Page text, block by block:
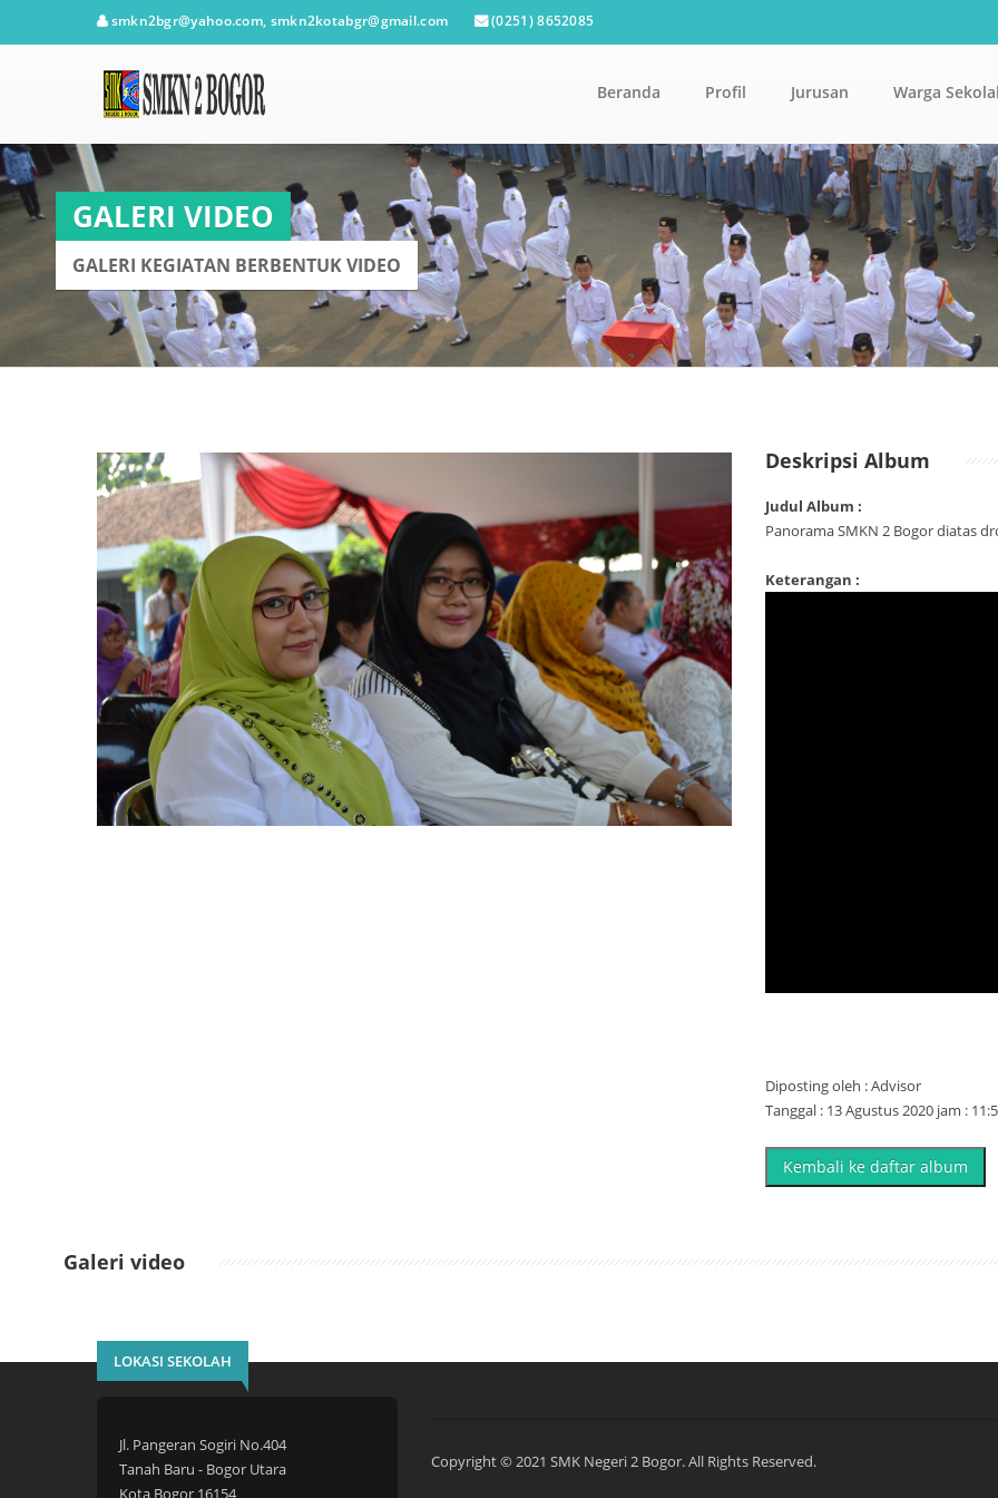
smkn2bgr@yahoo.com, smkn2kotabgr@gmail.com (0251) 8652085
Beranda Profil Jurusan Warga
GALERI VIDEO
GALERI KEGIATAN BERBENTUK VIDEO
Deskripsi Album
Judul Album :
Panorama SMKN 2 Bogor diatas
Keterangan :
Diposting oleh : Advisor
Tanggal : 13 Agustus 2020 jam :
Kembali ke daftar album
Galeri video
LOKASI SEKOLAH
Jl. Pangeran Sogiri No.404
Tanah Baru - Bogor Utara
Kota Bogor 16154
Copyright © 2021 SMK Negeri 2 Bogor. All Rights Reserved.